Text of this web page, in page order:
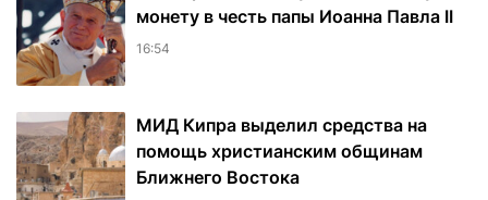
монету в честь папы Иоанна Павла II
16:54
МИД Кипра выделил средства на
помощь христианским общинам
Ближнего Востока